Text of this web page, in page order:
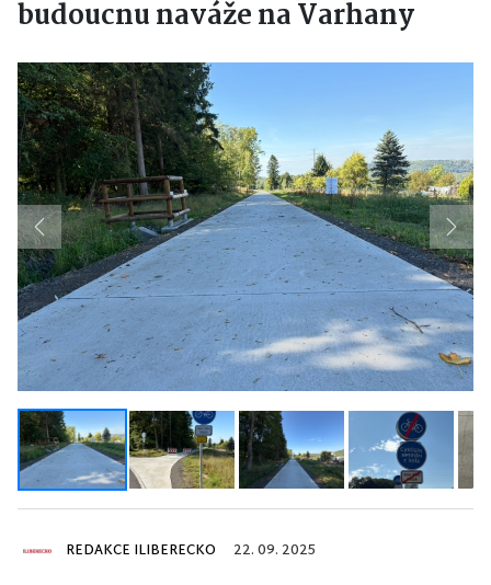
budoucnu naváže na Varhany
Previous Next
REDAKCE ILIBERECKO 22. 09. 2025